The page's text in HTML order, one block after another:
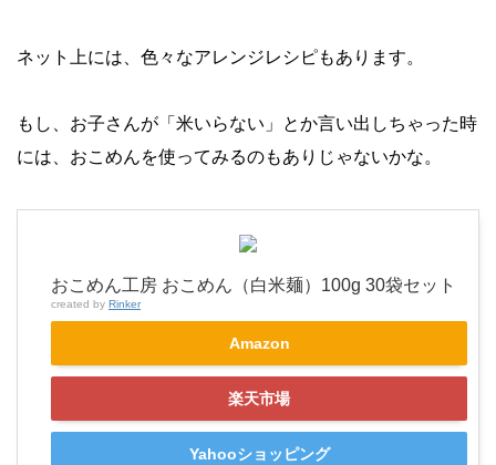
ネット上には、色々なアレンジレシピもあります。
もし、お子さんが「米いらない」とか言い出しちゃった時
には、おこめんを使ってみるのもありじゃないかな。
おこめん工房 おこめん（白米麺）100g 30袋セット
created by Rinker
Amazon
楽天市場
Yahooショッピング